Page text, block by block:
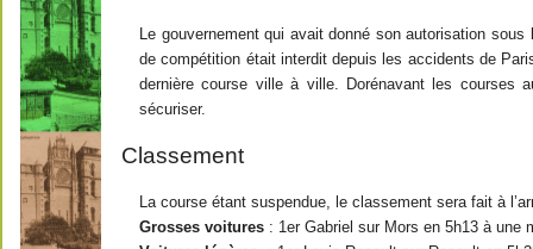
Le gouvernement qui avait donné son autorisation
de compétition était interdit depuis les accidents de
dernière course ville à ville. Dorénavant les courses
sécuriser.
Classement
La course étant suspendue, le classement sera fait à
Grosses voitures : 1er Gabriel sur Mors en 5h13 à une